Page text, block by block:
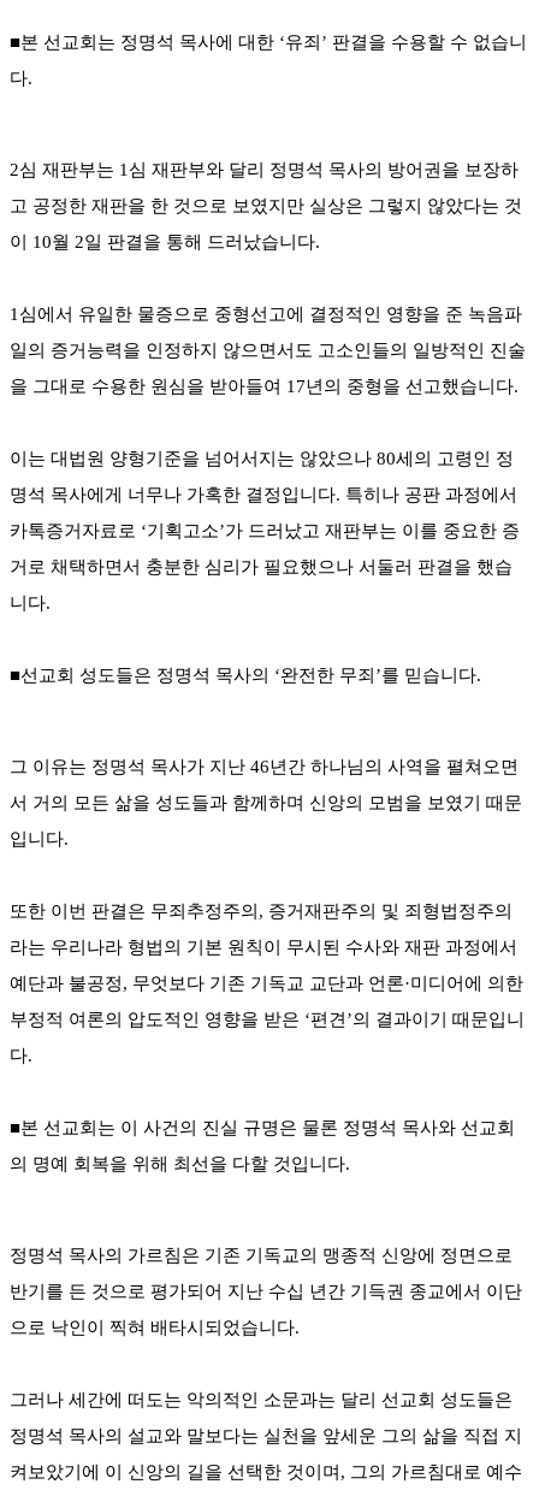
■본 선교회는 정명석 목사에 대한 ‘유죄’ 판결을 수용할 수 없습니
다.
2심 재판부는 1심 재판부와 달리 정명석 목사의 방어권을 보장하
고 공정한 재판을 한 것으로 보였지만 실상은 그렇지 않았다는 것
이 10월 2일 판결을 통해 드러났습니다.
1심에서 유일한 물증으로 중형선고에 결정적인 영향을 준 녹음파
일의 증거능력을 인정하지 않으면서도 고소인들의 일방적인 진술
을 그대로 수용한 원심을 받아들여 17년의 중형을 선고했습니다.
이는 대법원 양형기준을 넘어서지는 않았으나 80세의 고령인 정
명석 목사에게 너무나 가혹한 결정입니다. 특히나 공판 과정에서
카톡증거자료로 ‘기획고소’가 드러났고 재판부는 이를 중요한 증
거로 채택하면서 충분한 심리가 필요했으나 서둘러 판결을 했습
니다.
■선교회 성도들은 정명석 목사의 ‘완전한 무죄’를 믿습니다.
그 이유는 정명석 목사가 지난 46년간 하나님의 사역을 펼쳐오면
서 거의 모든 삶을 성도들과 함께하며 신앙의 모범을 보였기 때문
입니다.
또한 이번 판결은 무죄추정주의, 증거재판주의 및 죄형법정주의
라는 우리나라 형법의 기본 원칙이 무시된 수사와 재판 과정에서
예단과 불공정, 무엇보다 기존 기독교 교단과 언론·미디어에 의한
부정적 여론의 압도적인 영향을 받은 ‘편견’의 결과이기 때문입니
다.
■본 선교회는 이 사건의 진실 규명은 물론 정명석 목사와 선교회
의 명예 회복을 위해 최선을 다할 것입니다.
정명석 목사의 가르침은 기존 기독교의 맹종적 신앙에 정면으로
반기를 든 것으로 평가되어 지난 수십 년간 기득권 종교에서 이단
으로 낙인이 찍혀 배타시되었습니다.
그러나 세간에 떠도는 악의적인 소문과는 달리 선교회 성도들은
정명석 목사의 설교와 말보다는 실천을 앞세운 그의 삶을 직접 지
켜보았기에 이 신앙의 길을 선택한 것이며, 그의 가르침대로 예수